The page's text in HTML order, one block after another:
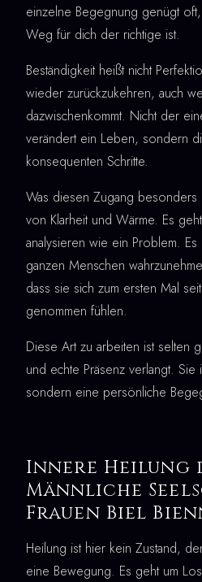
einzelne Begegnung genügt
Weg für dich der richtige ist.
Beständigkeit heißt nicht
wieder zurückzukehren, auch
dazwischenkommt. Nicht der
verändert ein Leben, sondern
konsequenten Schritte.
Was diesen Zugang besonders
von Klarheit und Wärme. Es
analysieren wie ein Problem.
ganzen Menschen
dass sie sich zum ersten Mal
genommen fühlen.
Diese Art zu arbeiten ist selten
und echte Präsenz verlangt.
sondern eine persönliche
Innere Heilung
Männliche
Frauen Biel
Heilung ist hier kein Zustand,
eine Bewegung. Es geht um